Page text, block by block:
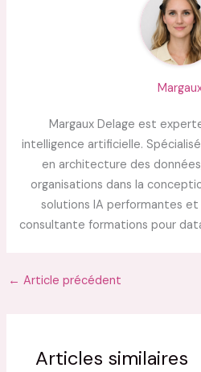
Margaux Delage est
intelligence artificielle.
en architecture des
organisations dans la
solutions IA performantes et
consultante formations pour
← Article précédent
Articles similaires